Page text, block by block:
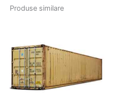
Produse similare